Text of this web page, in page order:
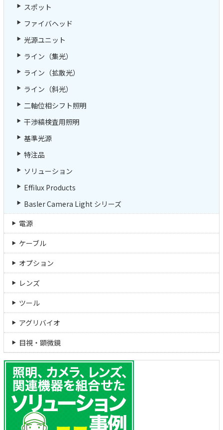
スポット
ファイバヘッド
光源ユニット
ライン（集光）
ライン（拡散光）
ライン（斜光）
二軸位相シフト照明
干渉縞検査用照明
基準光源
特注品
ソリューション
Effilux Products
Basler Camera Light シリーズ
電源
ケーブル
オプション
レンズ
ツール
アグリバイオ
目視・顕微鏡